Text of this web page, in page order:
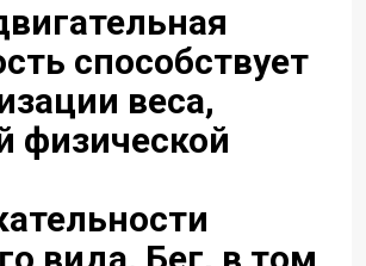
способствует
веса,
физической